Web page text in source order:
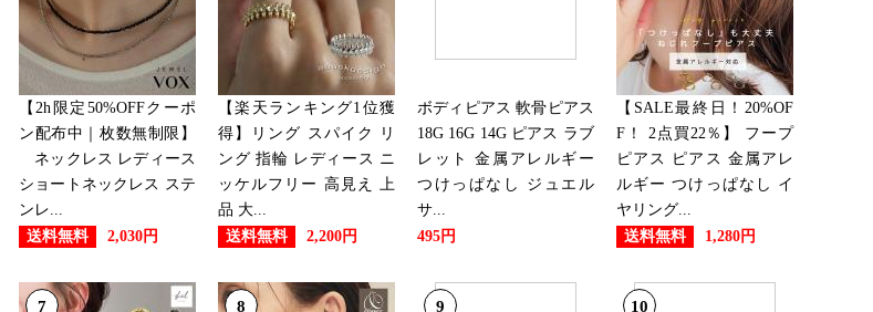
2026/07/27
ジュエリー・アクセサリーランキング：19位
2026/07/19
ジュエリー・アクセサリーランキング：23位
ジュエリー・アクセサリーランキング：18位
【2h限定50%OFFクーポ
ン配布中｜枚数無制限】
ネックレス レディース
ショートネックレス ステ
ンレ...
送料無料
2,030円
【楽天ランキング1位獲
得】リング スパイク リ
ング 指輪 レディース ニ
ッケルフリー 高見え 上
品 大...
送料無料
2,200円
ボディピアス 軟骨ピアス
18G 16G 14G ピアス ラブ
レット 金属アレルギー
つけっぱなし ジュエル
サ...
495円
【SALE最終日！20%OF
F！ 2点買22％】 フープ
ピアス ピアス 金属アレ
ルギー つけっぱなし イ
ヤリング...
送料無料
1,280円
7 8 9 10